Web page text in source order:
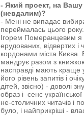
- Який проект, на
(невдалим)?
- Мені не випадає
переймалась цього
Ігорем Померанцевим
ерудованих, відвертих і
кордонами міста Києва.
мандрує разом з
насправді мають краще
його рівень запитів і
дітей, звісно) - доволі
образ і сенс
не-столичних читачів і
було, і найприкріші -